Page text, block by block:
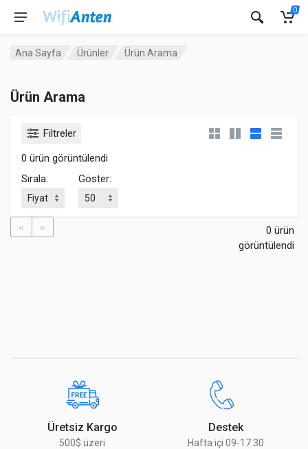
0
Ana Sayfa Ürünler Ürün Arama
Ürün Arama
Filtreler
0 ürün görüntülendi
Sırala:
Göster:
« »
0 ürün
görüntülendi
Üretsiz Kargo
500$ üzeri
Destek
Hafta içi 09-17:30